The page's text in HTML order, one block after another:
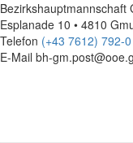
Bezirkshauptmannschaft
Esplanade 10 • 4810
Telefon (+43 7612) 792-0
E-Mail bh-